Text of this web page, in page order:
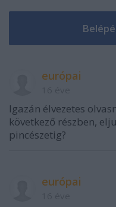
európai
Igazán élvezetes
következő részben,
pincészetig?
európai